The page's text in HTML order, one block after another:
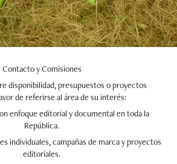
Contacto y Comisiones
disponibilidad, presupuestos o proyectos
de referirse al área de su interés:
enfoque editorial y documental en toda la
República.
individuales, campañas de marca y proyectos
editoriales.